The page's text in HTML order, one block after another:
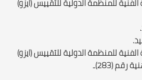
الفنية للمنظمة الدولية للتقييس (ايزو)
(283)ـ